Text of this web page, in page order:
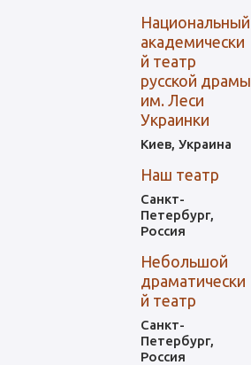
Национальный
академически
й театр
русской драмы
им. Леси
Украинки
Киев, Украина
Наш театр
Санкт-
Петербург,
Россия
Небольшой
драматически
й театр
Санкт-
Петербург,
Россия